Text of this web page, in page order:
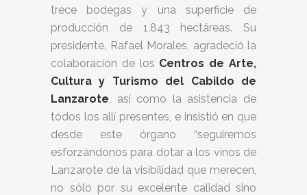
trece bodegas y una superficie de
producción de 1.843 hectáreas. Su
presidente, Rafael Morales, agradeció la
colaboración de los Centros de Arte,
Cultura y Turismo del Cabildo de
Lanzarote , así como la asistencia de
todos los allí presentes, e insistió en que
desde este órgano “seguiremos
esforzándonos para dotar a los vinos de
Lanzarote de la visibilidad que merecen,
no sólo por su excelente calidad sino